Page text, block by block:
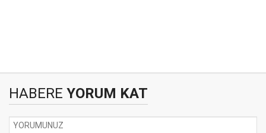
HABERE YORUM KAT